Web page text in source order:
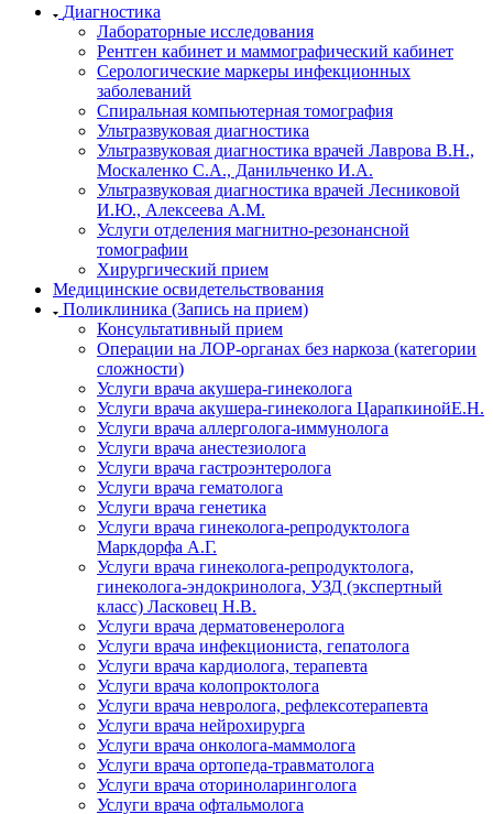
Диагностика
Лабораторные исследования
Рентген кабинет и маммографический кабинет
Серологические маркеры инфекционных
заболеваний
Спиральная компьютерная томография
Ультразвуковая диагностика
Ультразвуковая диагностика врачей Лаврова В.Н.,
Москаленко С.А., Данильченко И.А.
Ультразвуковая диагностика врачей Лесниковой
И.Ю., Алексеева А.М.
Услуги отделения магнитно-резонансной
томографии
Хирургический прием
Медицинские освидетельствования
Поликлиника (Запись на прием)
Консультативный прием
Операции на ЛОР-органах без наркоза (категории
сложности)
Услуги врача акушера-гинеколога
Услуги врача акушера-гинеколога ЦарапкинойЕ.Н.
Услуги врача аллерголога-иммунолога
Услуги врача анестезиолога
Услуги врача гастроэнтеролога
Услуги врача гематолога
Услуги врача генетика
Услуги врача гинеколога-репродуктолога
Маркдорфа А.Г.
Услуги врача гинеколога-репродуктолога,
гинеколога-эндокринолога, УЗД (экспертный
класс) Ласковец Н.В.
Услуги врача дерматовенеролога
Услуги врача инфекциониста, гепатолога
Услуги врача кардиолога, терапевта
Услуги врача колопроктолога
Услуги врача невролога, рефлексотерапевта
Услуги врача нейрохирурга
Услуги врача онколога-маммолога
Услуги врача ортопеда-травматолога
Услуги врача оториноларинголога
Услуги врача офтальмолога